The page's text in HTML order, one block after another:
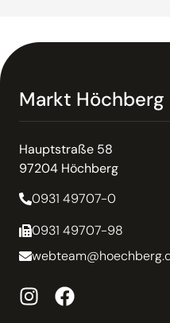
Markt Höchberg
Hauptstraße 58
97204 Höchberg
0931 49707-0
0931 49707-98